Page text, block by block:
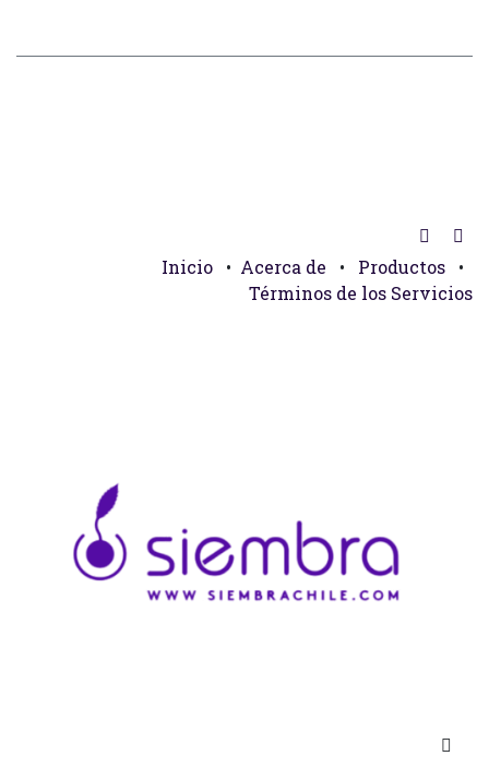
Inicio • Acerca de • Productos
•
Términos de los Servicios